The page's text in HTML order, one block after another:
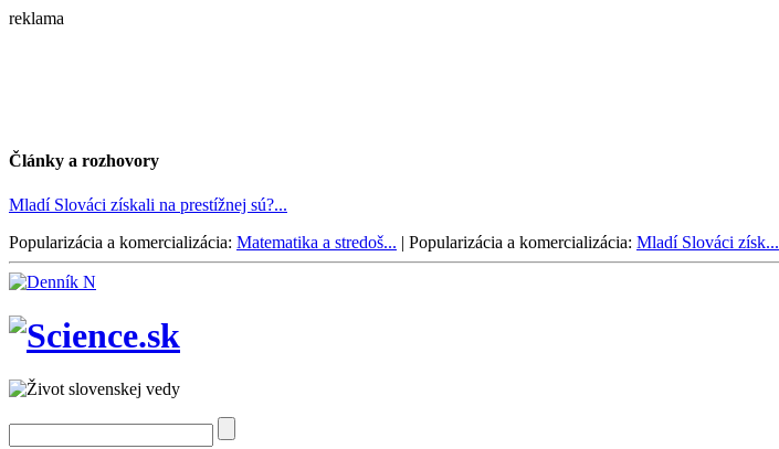
reklama
Články a rozhovory
Mladí Slováci získali na prestížnej sú?...
Popularizácia a komercializácia: Matematika a stredoš... | Popularizácia a komercializácia: Mladí Slováci získ...